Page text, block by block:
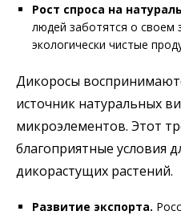
Рост спроса на
людей заботятся о своем
экологически чистые
Дикоросы
источник натуральных
микроэлементов. Этот
благоприятные условия
дикорастущих растений.
Развитие экспорта.